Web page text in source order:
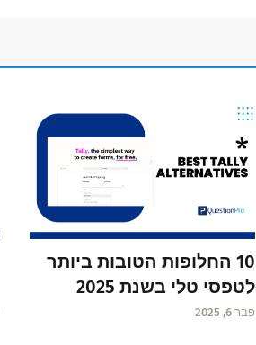
10 החלופות הטובות ביותר
לטפסי טלי בשנת 2025
פבר 6, 2025